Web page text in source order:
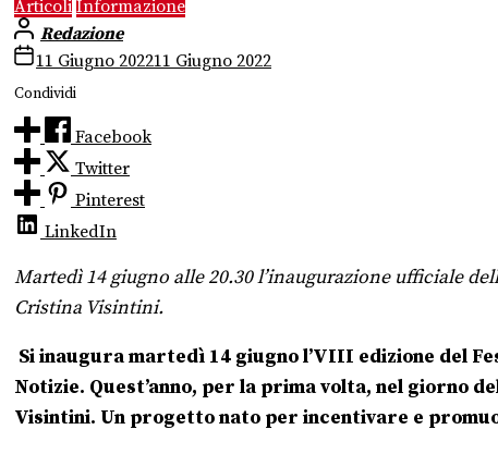
Articoli Informazione
Redazione
11 Giugno 202211 Giugno 2022
Condividi
Facebook
Twitter
Pinterest
LinkedIn
Martedì 14 giugno alle 20.30 l’inaugurazione ufficiale
Cristina Visintini.
Si inaugura martedì 14 giugno l’VIII edizione del
Notizie. Quest’anno, per la prima volta, nel giorno
Visintini. Un progetto nato per incentivare e